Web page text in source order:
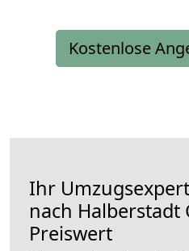
Kostenlose
Ihr
nach Halberstadt
Preiswert